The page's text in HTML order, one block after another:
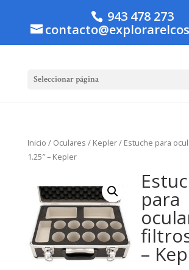
943 478 273
Seleccionar página
Inicio / Oculares / Kepler/ Estuche para
1.25″ – Kepler
para
–